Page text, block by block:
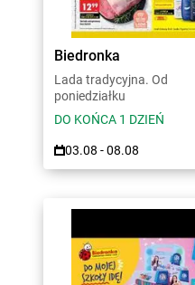
Biedronka
Lada tradycyjna. Od
poniedziałku
DO KOŃCA 1 DZIEŃ
03.08 - 08.08